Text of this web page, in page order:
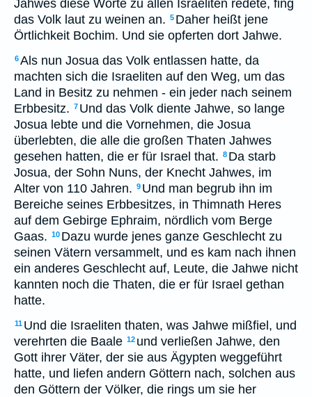
Jahwes diese Worte zu allen Israeliten redete, fing
das Volk laut zu weinen an. 5 Daher heißt jene
Örtlichkeit Bochim. Und sie opferten dort Jahwe.
6Als nun Josua das Volk entlassen hatte, da
machten sich die Israeliten auf den Weg, um das
Land in Besitz zu nehmen - ein jeder nach seinem
Erbbesitz. 7 Und das Volk diente Jahwe, so lange
Josua lebte und die Vornehmen, die Josua
überlebten, die alle die großen Thaten Jahwes
gesehen hatten, die er für Israel that. 8 Da starb
Josua, der Sohn Nuns, der Knecht Jahwes, im
Alter von 110 Jahren. 9 Und man begrub ihn im
Bereiche seines Erbbesitzes, in Thimnath Heres
auf dem Gebirge Ephraim, nördlich vom Berge
Gaas. 10 Dazu wurde jenes ganze Geschlecht zu
seinen Vätern versammelt, und es kam nach ihnen
ein anderes Geschlecht auf, Leute, die Jahwe nicht
kannten noch die Thaten, die er für Israel gethan
hatte.
11 Und die Israeliten thaten, was Jahwe mißfiel, und
verehrten die Baale 12 und verließen Jahwe, den
Gott ihrer Väter, der sie aus Ägypten weggeführt
hatte, und liefen andern Göttern nach, solchen aus
den Göttern der Völker, die rings um sie her